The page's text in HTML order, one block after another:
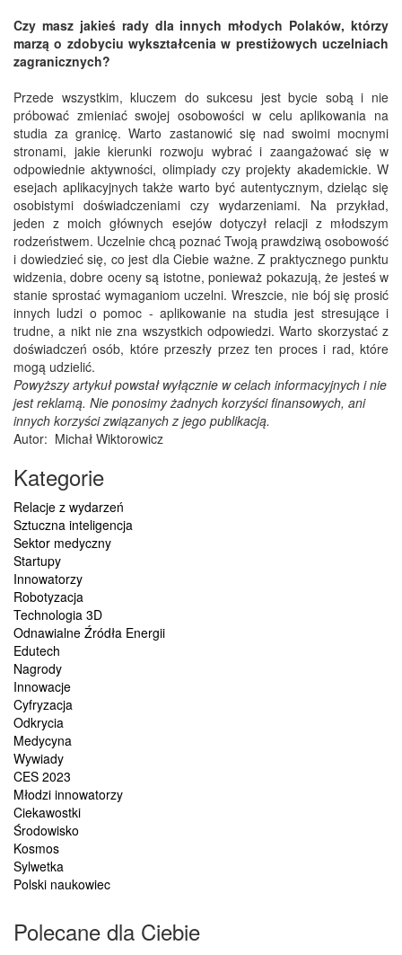
Czy masz jakieś rady dla innych młodych Polaków, którzy
marzą o zdobyciu wykształcenia w prestiżowych uczelniach
zagranicznych?
Przede wszystkim, kluczem do sukcesu jest bycie sobą i nie
próbować zmieniać swojej osobowości w celu aplikowania na
studia za granicę. Warto zastanowić się nad swoimi mocnymi
stronami, jakie kierunki rozwoju wybrać i zaangażować się w
odpowiednie aktywności, olimpiady czy projekty akademickie. W
esejach aplikacyjnych także warto być autentycznym, dzieląc się
osobistymi doświadczeniami czy wydarzeniami. Na przykład,
jeden z moich głównych esejów dotyczył relacji z młodszym
rodzeństwem. Uczelnie chcą poznać Twoją prawdziwą osobowość
i dowiedzieć się, co jest dla Ciebie ważne. Z praktycznego punktu
widzenia, dobre oceny są istotne, ponieważ pokazują, że jesteś w
stanie sprostać wymaganiom uczelni. Wreszcie, nie bój się prosić
innych ludzi o pomoc - aplikowanie na studia jest stresujące i
trudne, a nikt nie zna wszystkich odpowiedzi. Warto skorzystać z
doświadczeń osób, które przeszły przez ten proces i rad, które
mogą udzielić.
Powyższy artykuł powstał wyłącznie w celach informacyjnych i nie
jest reklamą. Nie ponosimy żadnych korzyści finansowych, ani
innych korzyści związanych z jego publikacją.
Autor: Michał Wiktorowicz
Kategorie
Relacje z wydarzeń
Sztuczna inteligencja
Sektor medyczny
Startupy
Innowatorzy
Robotyzacja
Technologia 3D
Odnawialne Źródła Energii
Edutech
Nagrody
Innowacje
Cyfryzacja
Odkrycia
Medycyna
Wywiady
CES 2023
Młodzi innowatorzy
Ciekawostki
Środowisko
Kosmos
Sylwetka
Polski naukowiec
Polecane dla Ciebie